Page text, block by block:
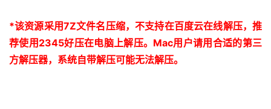
*该资源采用7Z文件名压缩，不支持在百度云在线解压，推
荐使用2345好压在电脑上解压。 Mac用户请用合适的第三
方解压器，系统自带解压可能无法解压。